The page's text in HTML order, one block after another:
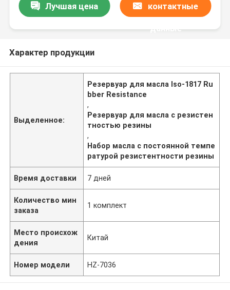
Лучшая цена контактные
данные
Характер продукции
Выделенное:
Резервуар для масла Iso-1817 Ru
bber Resistance
,
Резервуар для масла с резистен
тностью резины
,
Набор масла с постоянной темпе
ратурой резистентности резины
Время доставки 7 дней
Количество мин
заказа
1 комплект
Место происхож
дения
Китай
Номер модели HZ-7036